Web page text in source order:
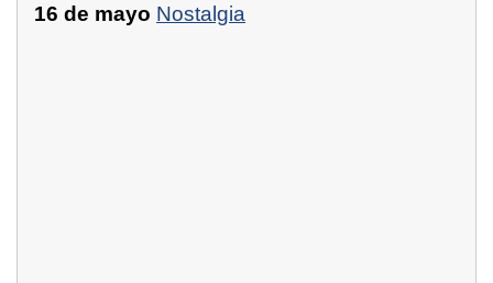
16 de mayo Nostalgia